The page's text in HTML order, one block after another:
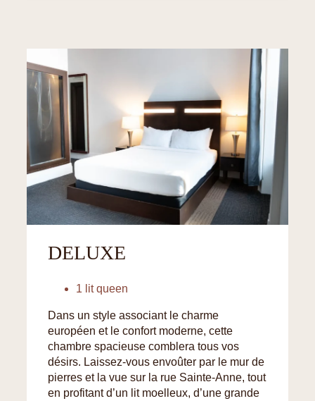
DELUXE
1 lit queen
Dans un style associant le charme
européen et le confort moderne, cette
chambre spacieuse comblera tous vos
désirs. Laissez-vous envoûter par le mur de
pierres et la vue sur la rue Sainte-Anne, tout
en profitant d’un lit moelleux, d’une grande